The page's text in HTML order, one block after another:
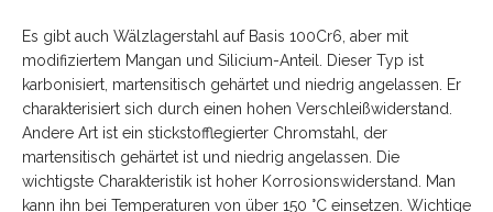
Es gibt auch Wälzlagerstahl auf Basis 100Cr6, aber mit
modifiziertem Mangan und Silicium-Anteil. Dieser Typ ist
karbonisiert, martensitisch gehärtet und niedrig angelassen. Er
charakterisiert sich durch einen hohen Verschleißwiderstand.
Andere Art ist ein stickstofflegierter Chromstahl, der
martensitisch gehärtet ist und niedrig angelassen. Die
wichtigste Charakteristik ist hoher Korrosionswiderstand. Man
kann ihn bei Temperaturen von über 150 °C einsetzen. Wichtige